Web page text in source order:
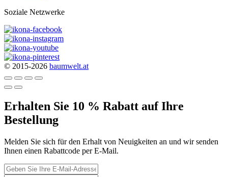
Soziale Netzwerke
© 2015-2026 baumwelt.at
Erhalten Sie 10 % Rabatt auf Ihre
Bestellung
Melden Sie sich für den Erhalt von Neuigkeiten an und wir senden
Ihnen einen Rabattcode per E-Mail.